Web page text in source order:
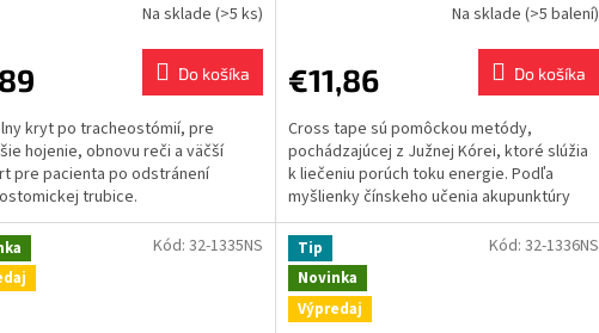
Na sklade (>5 ks)
Do košíka
kryt po tracheostómií, pre
hojenie, obnovu reči a väčší
pre pacienta po odstránení
trubice.
Na sklade (>5 balení)
€11,86 Do košíka
Cross tape sú pomôckou metódy,
pochádzajúcej z Južnej Kórei, ktoré slúžia
k liečeniu porúch toku energie. Podľa
myšlienky čínskeho učenia akupunktúry
prúdi naša energia pod...
Kód: 32-1335NS
Tip
Novinka
Výpredaj
Kód: 32-1336NS